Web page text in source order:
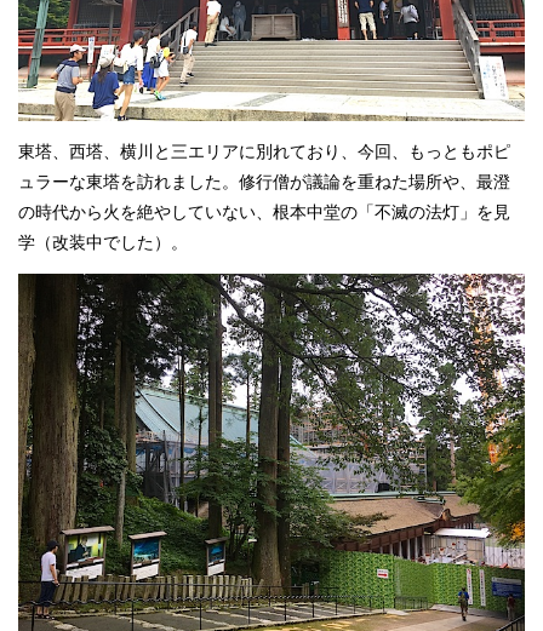
東塔、西塔、横川と三エリアに別れており、今回、もっともポピ
ュラーな東塔を訪れました。修行僧が議論を重ねた場所や、最澄
の時代から火を絶やしていない、根本中堂の「不滅の法灯」を見
学（改装中でした）。